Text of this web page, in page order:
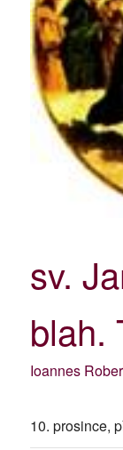
sv.
blah.
Ioannes
10. prosince,